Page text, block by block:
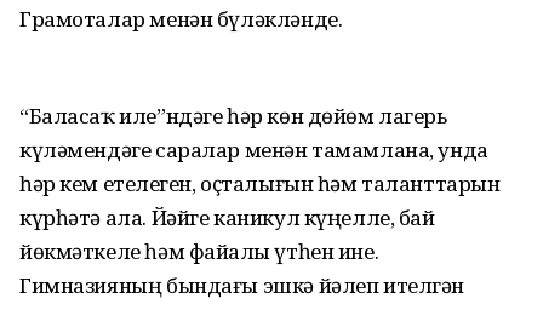
Грамоталар менән бүләкләнде.
“Баласаҡ иле”ндәге һәр көн дөйөм лагерь
күләмендәге саралар менән тамамлана, унда
һәр кем етеҙлеген, оҫталығын һәм таланттарын
күрһәтә ала. Йәйге каникул күңелле, бай
йөкмәткеле һәм файҙалы үтһен ине.
Гимназияның бындағы эшкә йәлеп ителгән